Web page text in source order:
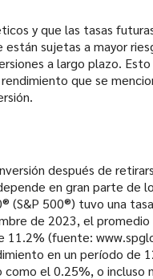
y que las tasas
sujetas a mayor
a largo plazo.
que se
después de
en gran parte de
(S&P 500®) tuvo una
de 2023, el
11.2% (fuente:
en un período
el 0.25%, o